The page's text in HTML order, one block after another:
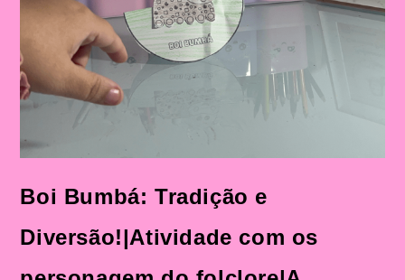
Boi Bumbá: Tradição e
Diversão!|Atividade com os